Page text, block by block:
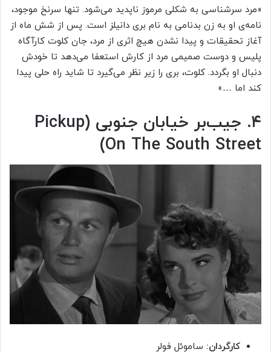
«مرد سرشناسی به شکلی مرموز ناپدید می‌شود. تنها سرنخ موجود،
نامه‌ی او به زن بدنامی به نام بری دانیلز است. پس از شش ماه از
آغاز تحقیقات و پیدا نشدن هیچ اثری از مرد، جان کلوت کارآگاه
پلیس و دوست صمیمی مرد از کارش استعفا می‌دهد تا خودش
دنبال او بگردد. کلوت، بری را زیر نظر می‌گیرد تا شاید راه‌ حلی پیدا
کند اما …»
۴. جیب‌بر خیابان جنوبی (Pickup
On The South Street)
کارگردان: ساموئل فولر